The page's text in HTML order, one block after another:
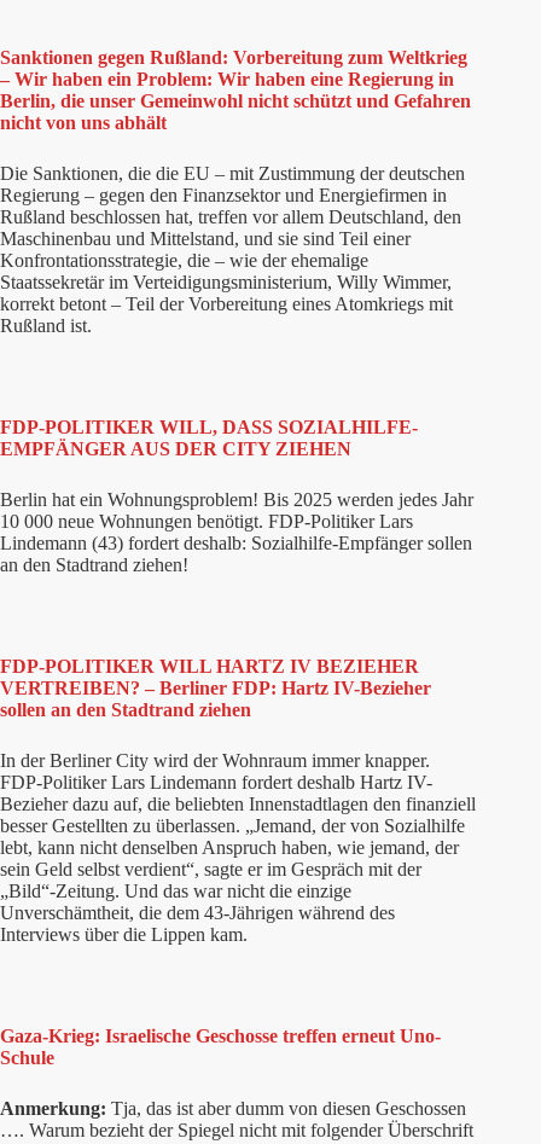
Sanktionen gegen Rußland: Vorbereitung zum Weltkrieg
– Wir haben ein Problem: Wir haben eine Regierung in
Berlin, die unser Gemeinwohl nicht schützt und Gefahren
nicht von uns abhält
Die Sanktionen, die die EU – mit Zustimmung der deutschen
Regierung – gegen den Finanzsektor und Energiefirmen in
Rußland beschlossen hat, treffen vor allem Deutschland, den
Maschinenbau und Mittelstand, und sie sind Teil einer
Konfrontationsstrategie, die – wie der ehemalige
Staatssekretär im Verteidigungsministerium, Willy Wimmer,
korrekt betont – Teil der Vorbereitung eines Atomkriegs mit
Rußland ist.
FDP-POLITIKER WILL, DASS SOZIALHILFE-
EMPFÄNGER AUS DER CITY ZIEHEN
Berlin hat ein Wohnungsproblem! Bis 2025 werden jedes Jahr
10 000 neue Wohnungen benötigt. FDP-Politiker Lars
Lindemann (43) fordert deshalb: Sozialhilfe-Empfänger sollen
an den Stadtrand ziehen!
FDP-POLITIKER WILL HARTZ IV BEZIEHER
VERTREIBEN? – Berliner FDP: Hartz IV-Bezieher
sollen an den Stadtrand ziehen
In der Berliner City wird der Wohnraum immer knapper.
FDP-Politiker Lars Lindemann fordert deshalb Hartz IV-
Bezieher dazu auf, die beliebten Innenstadtlagen den finanziell
besser Gestellten zu überlassen. „Jemand, der von Sozialhilfe
lebt, kann nicht denselben Anspruch haben, wie jemand, der
sein Geld selbst verdient“, sagte er im Gespräch mit der
„Bild“-Zeitung. Und das war nicht die einzige
Unverschämtheit, die dem 43-Jährigen während des
Interviews über die Lippen kam.
Gaza-Krieg: Israelische Geschosse treffen erneut Uno-
Schule
Anmerkung: Tja, das ist aber dumm von diesen Geschossen
…. Warum bezieht der Spiegel nicht mit folgender Überschrift